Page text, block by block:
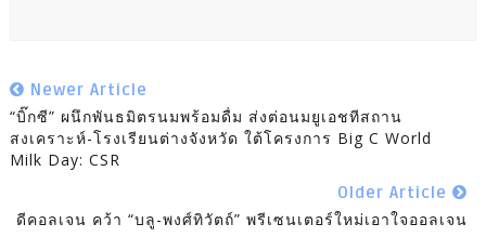
Newer Article
“บิ๊กซี” ผนึกพันธมิตรนมพร้อมดื่ม ส่งต่อนมยูเอชทีสถาน
สงเคราะห์-โรงเรียนต่างจังหวัด ใต้โครงการ Big C World
Milk Day: CSR
Older Article
ดีคอลเจน คว้า “บลู-พงศ์ทิวัตถ์” พรีเซนเตอร์ใหม่เอาใจออลเจน